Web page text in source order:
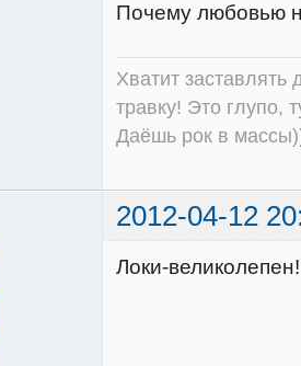
Почему любовью
Хватит заставлять
травку! Это глупо,
Даёшь рок в
2012-04-12
Локи-великолепен!